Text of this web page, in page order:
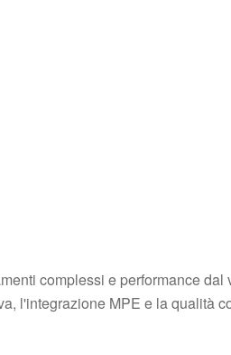
complessi e performance dal
l'integrazione MPE e la qualità